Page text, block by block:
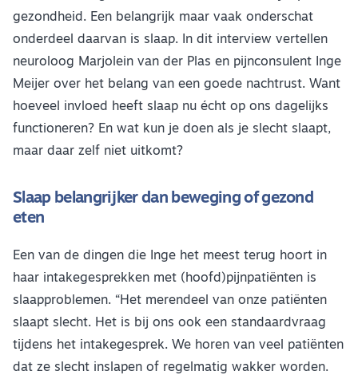
gezondheid. Een belangrijk maar vaak onderschat
onderdeel daarvan is slaap. In dit interview vertellen
neuroloog Marjolein van der Plas en pijnconsulent Inge
Meijer over het belang van een goede nachtrust. Want
hoeveel invloed heeft slaap nu écht op ons dagelijks
functioneren? En wat kun je doen als je slecht slaapt,
maar daar zelf niet uitkomt?
Slaap belangrijker dan beweging of gezond
eten
Een van de dingen die Inge het meest terug hoort in
haar intakegesprekken met (hoofd)pijnpatiënten is
slaapproblemen. “Het merendeel van onze patiënten
slaapt slecht. Het is bij ons ook een standaardvraag
tijdens het intakegesprek. We horen van veel patiënten
dat ze slecht inslapen of regelmatig wakker worden.